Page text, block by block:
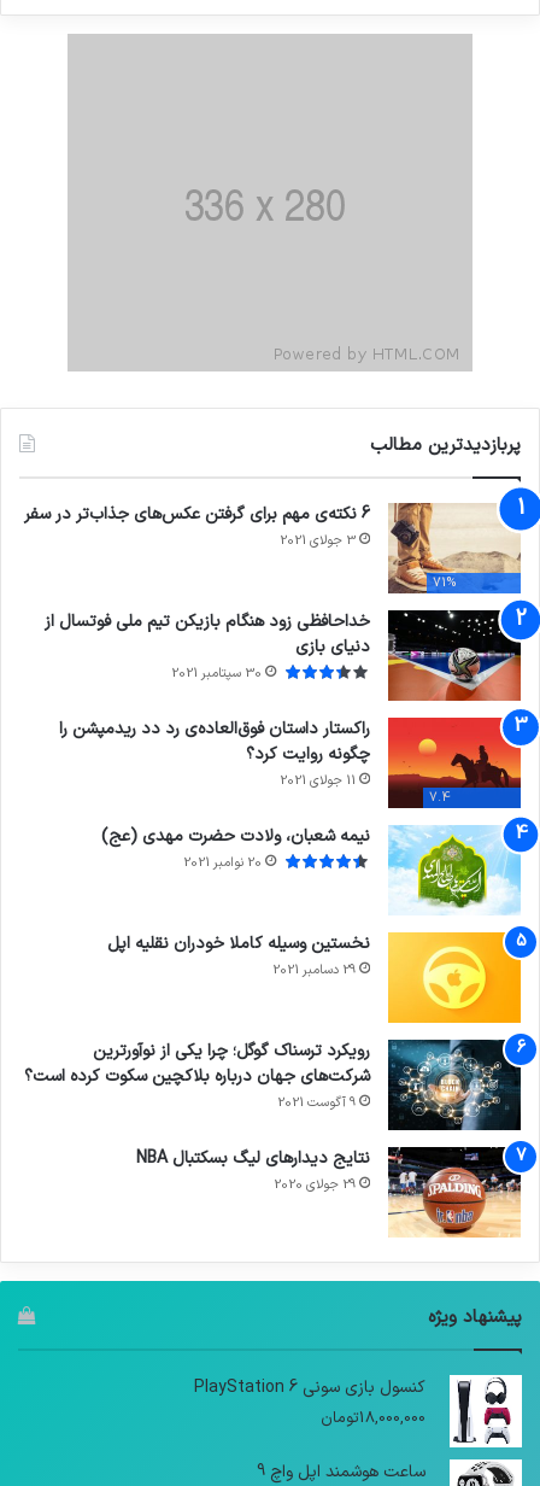
پربازدیدترین مطالب
71%
6 نکته‌ی مهم برای گرفتن عکس‌های جذاب‌تر در سفر
3 جولای 2021
خداحافظی زود هنگام بازیکن تیم ملی فوتسال از
دنیای بازی
30 سپتامبر 2021
7.4
راکستار داستان فوق‌العاده‌ی رد دد ریدمپشن را
چگونه روایت کرد؟
11 جولای 2021
نیمه شعبان، ولادت حضرت مهدی (عج)
20 نوامبر 2021
نخستین وسیله کاملا خودران نقلیه اپل
29 دسامبر 2021
رویکرد ترسناک گوگل؛ چرا یکی از نوآورترین
شرکت‌های جهان درباره بلاکچین سکوت کرده است؟
9 آگوست 2021
نتایج دیدار‌های لیگ بسکتبال NBA
29 جولای 2020
پیشنهاد ویژه
کنسول بازی سونی PlayStation 6
18,000,000تومان
ساعت هوشمند اپل واچ 9